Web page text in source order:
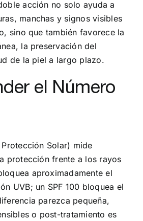
acción no solo ayuda a
manchas y signos visibles
sino que también favorece la
la preservación del
de la piel a largo plazo.
el Número
Solar) mide
protección frente a los rayos
aproximadamente el
UVB; un SPF 100 bloquea el
parezca pequeña,
o post-tratamiento es